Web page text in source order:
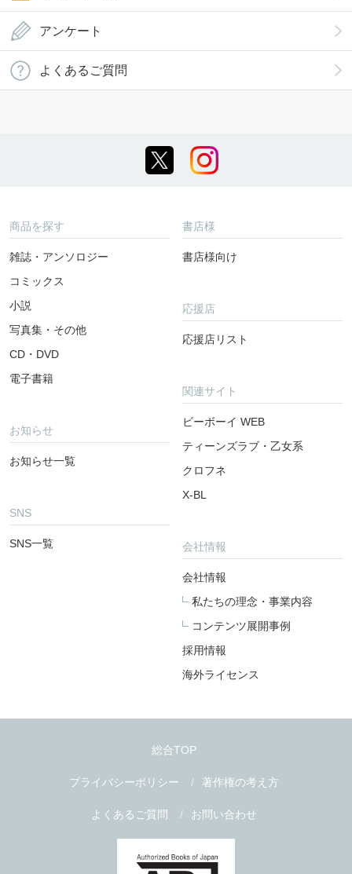
アンケート
よくあるご質問
商品を探す
雑誌・アンソロジー
コミックス
小説
写真集・その他
CD・DVD
電子書籍
お知らせ
お知らせ一覧
SNS
SNS一覧
書店様
書店様向け
応援店
応援店リスト
関連サイト
ビーボーイ WEB
ティーンズラブ・乙女系
クロフネ
X-BL
会社情報
会社情報
私たちの理念・事業内容
コンテンツ展開事例
採用情報
海外ライセンス
総合TOP
プライバシーポリシー 著作権の考え方
よくあるご質問 お問い合わせ